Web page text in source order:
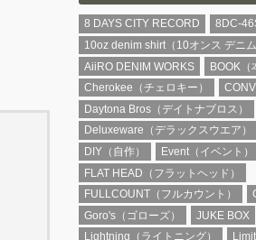
8 DAYS CITY RECORD
8DC-
10oz denim shirt（10オンス デニム
AiiRO DENIM WORKS
BOOK（
Cherokee（チェロキー）
Daytona Bros（デイトナブロス）
Deluxeware（デラックスウエア）
DIY（自作）
Event（イベント）
FLAT HEAD（フラットヘッド）
FULLCOUNT（フルカウント）
Goro's（ゴローズ）
JUKE BOX
Lightning（ライトニング）